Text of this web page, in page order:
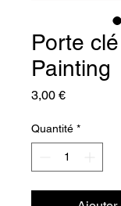
Porte
Painting
3,00 €Prix
Quantité *